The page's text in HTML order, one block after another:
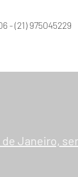
- (21) 975045229
Janeiro,